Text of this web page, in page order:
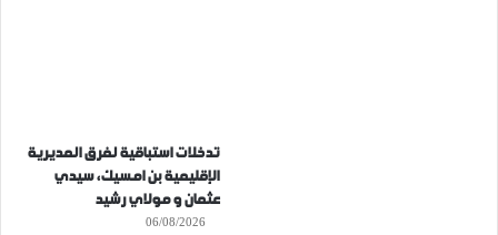
تدخلات استباقية لفرق المديرية
الإقليمية بن امسيك، سيدي
عثمان و مولاي رشيد
06/08/2026